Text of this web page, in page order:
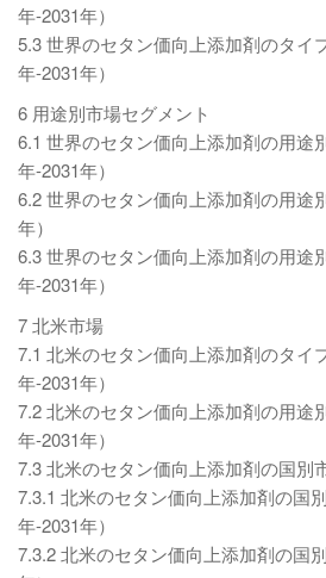
年-2031年）
5.3 世界のセタン価向上添加剤のタイ
年-2031年）
6 用途別市場セグメント
6.1 世界のセタン価向上添加剤の用途
年-2031年）
6.2 世界のセタン価向上添加剤の用途
年）
6.3 世界のセタン価向上添加剤の用途
年-2031年）
7 北米市場
7.1 北米のセタン価向上添加剤のタイ
年-2031年）
7.2 北米のセタン価向上添加剤の用途
年-2031年）
7.3 北米のセタン価向上添加剤の国別
7.3.1 北米のセタン価向上添加剤の国
年-2031年）
7.3.2 北米のセタン価向上添加剤の国